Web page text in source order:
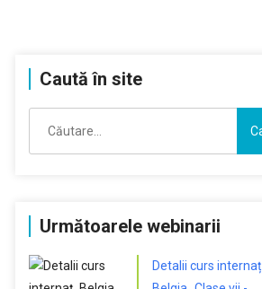
Caută în site
după:
Următoarele webinarii
Detalii curs internaț.